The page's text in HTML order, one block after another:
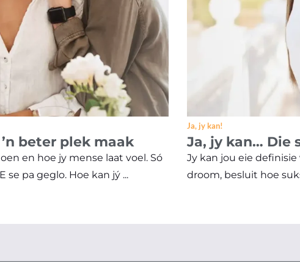
beter plek maak
en hoe jy mense laat voel. Só
se pa geglo. Hoe kan jý ...
Ja, jy kan!
Ja, jy kan… Die
Jy kan jou eie
droom, besluit hoe